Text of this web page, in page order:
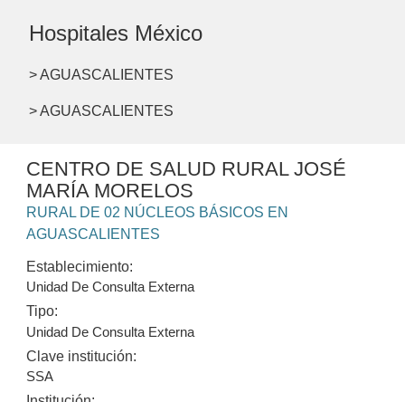
Hospitales México
> AGUASCALIENTES
> AGUASCALIENTES
CENTRO DE SALUD RURAL JOSÉ
MARÍA MORELOS
RURAL DE 02 NÚCLEOS BÁSICOS EN
AGUASCALIENTES
Establecimiento:
Unidad De Consulta Externa
Tipo:
Unidad De Consulta Externa
Clave institución:
SSA